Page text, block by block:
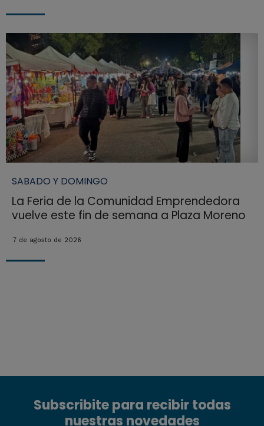
SABADO Y DOMINGO
La Feria de la Comunidad Emprendedora
vuelve este fin de semana a Plaza Moreno
7 de agosto de 2026
Subscribite para recibir todas
nuestras novedades